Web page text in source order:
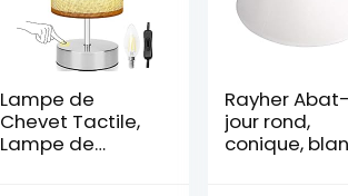
Lampe de
Chevet Tactile,
Lampe de
Rayher Abat-
jour rond,
conique,